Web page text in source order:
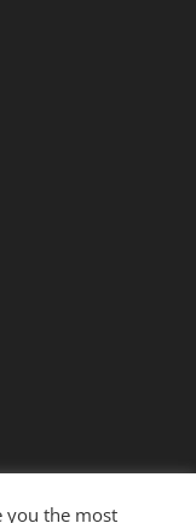
you the most